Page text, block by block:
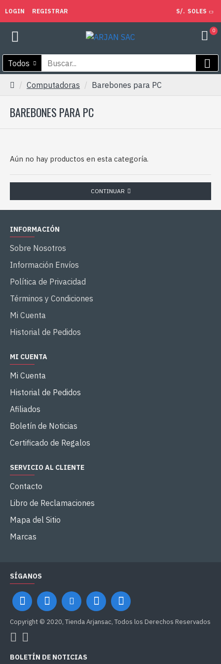
LOGIN REGISTRAR S/. SOLES
0
Todos
Computadoras Barebones para PC
BAREBONES PARA PC
Aún no hay productos en esta categoría.
CONTINUAR
INFORMACIÓN
Sobre Nosotros
Información Envíos
Política de Privacidad
Términos y Condiciones
Mi Cuenta
Historial de Pedidos
MI CUENTA
Mi Cuenta
Historial de Pedidos
Afiliados
Boletín de Noticias
Certificado de Regalos
SERVICIO AL CLIENTE
Contacto
Libro de Reclamaciones
Mapa del Sitio
Marcas
SÍGANOS
Copyright © 2020, Tienda Arjansac, Todos los Derechos Reservados
BOLETÍN DE NOTICIAS